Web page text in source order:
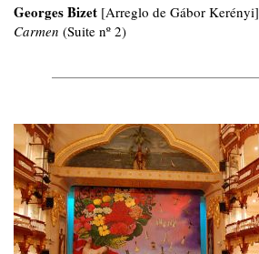
Georges Bizet [Arreglo de Gábor Kerényi]
Carmen (Suite nº 2)